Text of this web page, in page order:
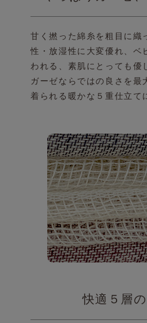
甘く撚った綿糸を粗目に織
性・放湿性に大変優れ、ベ
われる、素肌にとっても優
ガーゼならではの良さを最
着られる暖かな５重仕立て
快適５層